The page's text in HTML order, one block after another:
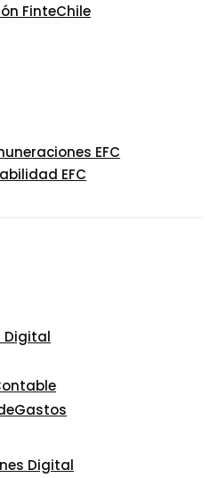
FinteChile
EFC
EFC
Digital
Digital